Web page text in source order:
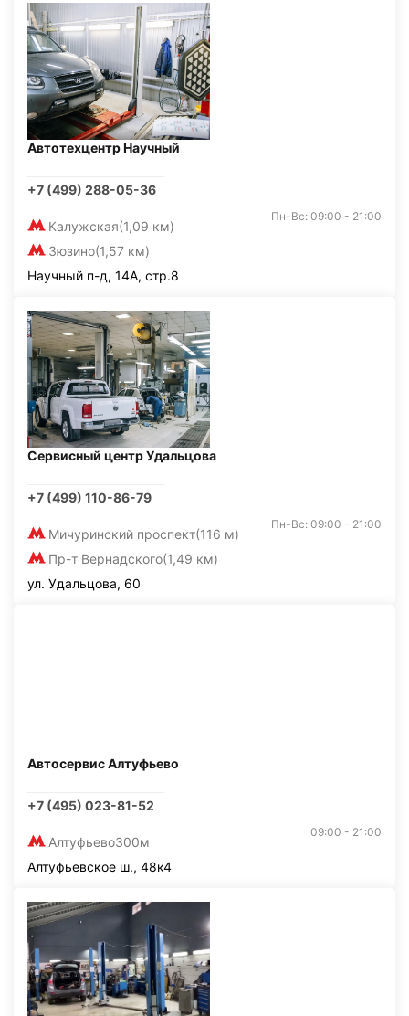
Автотехцентр Научный
+7 (499) 288-05-36
Калужская(1,09 км)
Зюзино(1,57 км)
Пн-Вс: 09:00 - 21:00
Научный п-д, 14А, стр.8
Сервисный центр Удальцова
+7 (499) 110-86-79
Мичуринский проспект(116 м)
Пр-т Вернадского(1,49 км)
Пн-Вс: 09:00 - 21:00
ул. Удальцова, 60
Автосервис Алтуфьево
+7 (495) 023-81-52
Алтуфьево300м
09:00 - 21:00
Алтуфьевское ш., 48к4